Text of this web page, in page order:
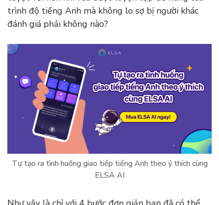
trình độ tiếng Anh mà không lo sợ bị người khác
đánh giá phải không nào?
Tự tạo ra tình huống giao tiếp tiếng Anh theo ý thích cùng
ELSA AI